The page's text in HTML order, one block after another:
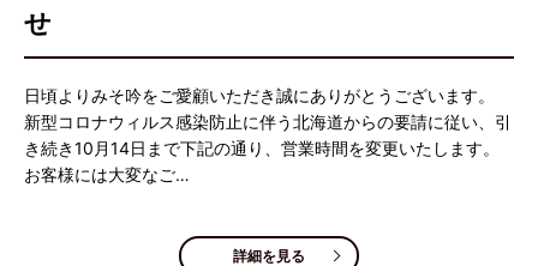
せ
日頃よりみそ吟をご愛顧いただき誠にありがとうございます。
新型コロナウィルス感染防止に伴う北海道からの要請に従い、引
き続き10月14日まで下記の通り、営業時間を変更いたします。
お客様には大変なご…
詳細を見る